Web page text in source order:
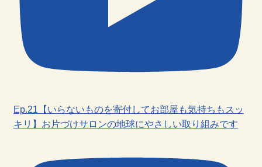
Ep.21【いらないものを寄付してお部屋も気持ちもスッ
キリ】お片づけサロンの地球にやさしい取り組みです